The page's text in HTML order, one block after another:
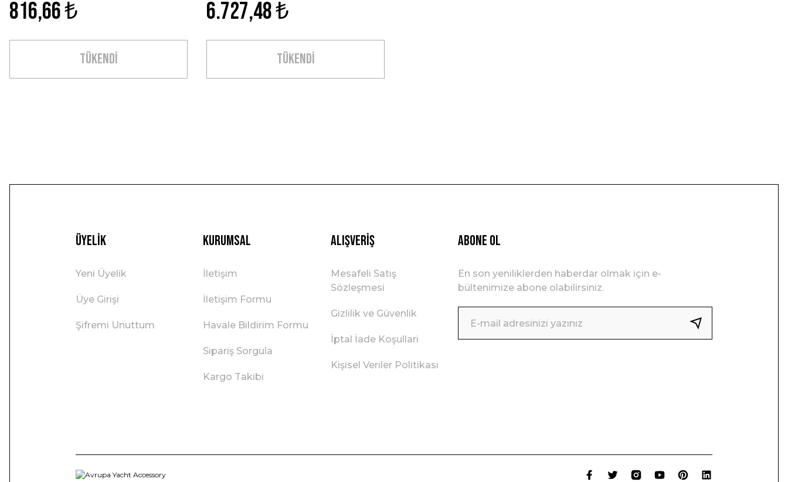
816,66 ₺
TÜKENDİ
6.727,48 ₺
TÜKENDİ
Üyelik
Yeni Üyelik
Üye Girişi
Şifremi Unuttum
Kurumsal
İletişim
İletişim Formu
Havale Bildirim Formu
Sipariş Sorgula
Kargo Takibi
Alışveriş
Mesafeli Satış
Sözleşmesi
Gizlilik ve Güvenlik
İptal İade Koşullari
Kişisel Veriler Politikası
ABONE OL
En son yeniliklerden haberdar olmak için e-
bültenimize abone olabilirsiniz.